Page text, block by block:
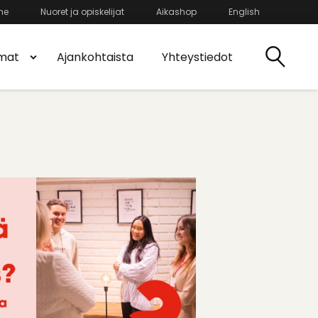
Nuoret ja opiskelijat Aikashop English
Ajankohtaista Yhteystiedot